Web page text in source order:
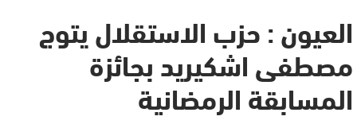
العيون : حزب الاستقلال يتوج
مصطفى اشكيريد بجائزة
المسابقة الرمضانية